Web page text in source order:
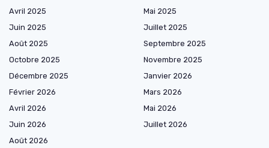
Avril 2025
Mai 2025
Juin 2025
Juillet 2025
Août 2025
Septembre 2025
Octobre 2025
Novembre 2025
Décembre 2025
Janvier 2026
Février 2026
Mars 2026
Avril 2026
Mai 2026
Juin 2026
Juillet 2026
Août 2026